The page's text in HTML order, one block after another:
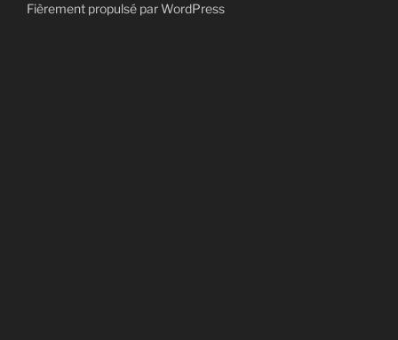
Fièrement propulsé par WordPress